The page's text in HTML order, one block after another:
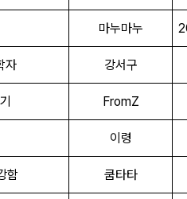
마누마누
자 강서구
FromZ
이령
함 쿰타타